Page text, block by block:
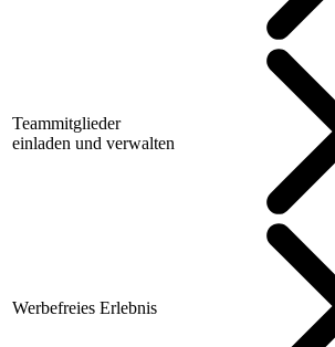
Teammitglieder
einladen und verwalten
Werbefreies Erlebnis